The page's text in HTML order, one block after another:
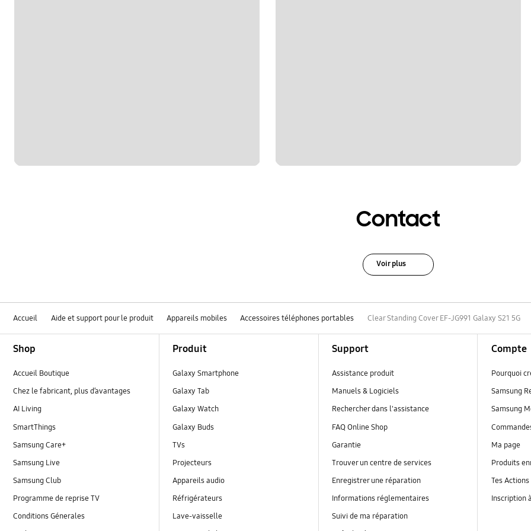
Contact
Voir plus
Accueil Aide et support pour le produit Appareils mobiles Accessoires téléphones portables Clear Standing Cover EF-JG991 Galaxy S21 5G
Shop
Accueil Boutique
Chez le fabricant, plus d’avantages
AI Living
SmartThings
Samsung Care+
Samsung Live
Samsung Club
Programme de reprise TV
Conditions Génerales
Produit
Galaxy Smartphone
Galaxy Tab
Galaxy Watch
Galaxy Buds
TVs
Projecteurs
Appareils audio
Réfrigérateurs
Lave-vaisselle
Support
Assistance produit
Manuels & Logiciels
Rechercher dans l'assistance
FAQ Online Shop
Garantie
Trouver un centre de services
Enregistrer une réparation
Informations réglementaires
Suivi de ma réparation
Compte
Pourquoi
Samsung
Samsung
Ma page
Produits
Tes Actions
Inscription